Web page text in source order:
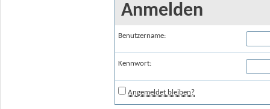
Anmelden
Benutzername:
Kennwort:
Angemeldet bleiben?